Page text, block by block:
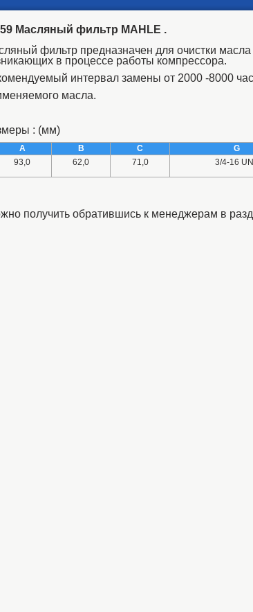
Масляный фильтр MAHLE .
фильтр предназначен для очистки
в процессе работы компрессора.
интервал замены от 2000 -8000
масла.
: (мм)
A B C G
93,0
62,0 71,0 3/4-16
получить обратившись к менеджерам в